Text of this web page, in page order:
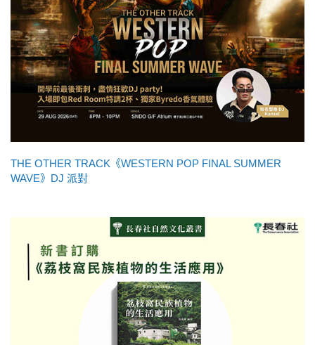
THE OTHER TRACK《WESTERN POP FINAL SUMMER
WAVE》DJ 派對